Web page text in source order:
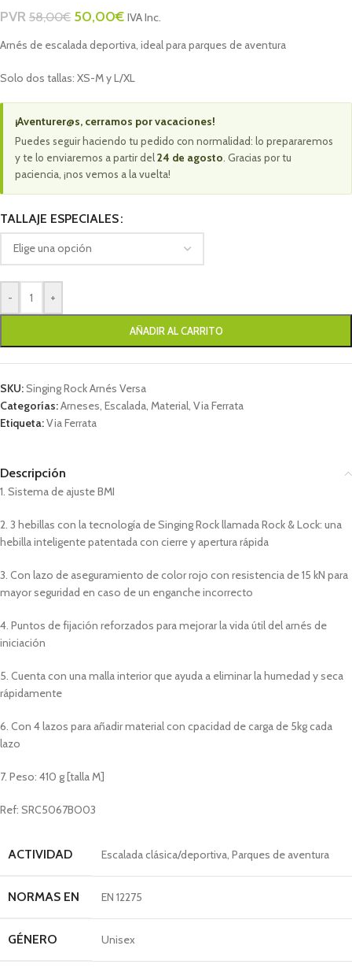
PVR 58,00€ 50,00€ IVA Inc.
Arnés de escalada deportiva, ideal para parques de aventura
Solo dos tallas: XS-M y L/XL
¡Aventurer@s, cerramos por vacaciones!
Puedes seguir haciendo tu pedido con normalidad: lo prepararemos
y te lo enviaremos a partir del24 de agosto . Gracias por tu
paciencia, ¡nos vemos a la vuelta!
TALLAJE ESPECIALES
- +
AÑADIR AL CARRITO
SKU:Singing Rock Arnés Versa
Categorías:Arneses, Escalada, Material, Via Ferrata
Etiqueta:Via Ferrata
Descripción
1. Sistema de ajuste BMI
2. 3 hebillas con la tecnología de Singing Rock llamada Rock & Lock: una
hebilla inteligente patentada con cierre y apertura rápida
3. Con lazo de aseguramiento de color rojo con resistencia de 15 kN para
mayor seguridad en caso de un enganche incorrecto
4. Puntos de fijación reforzados para mejorar la vida útil del arnés de
iniciación
5. Cuenta con una malla interior que ayuda a eliminar la humedad y seca
rápidamente
6. Con 4 lazos para añadir material con cpacidad de carga de 5kg cada
lazo
7. Peso: 410 g [talla M]
Ref: SRC5067BO03
ACTIVIDAD Escalada clásica/deportiva, Parques de aventura
NORMAS EN EN 12275
GÉNERO Unisex